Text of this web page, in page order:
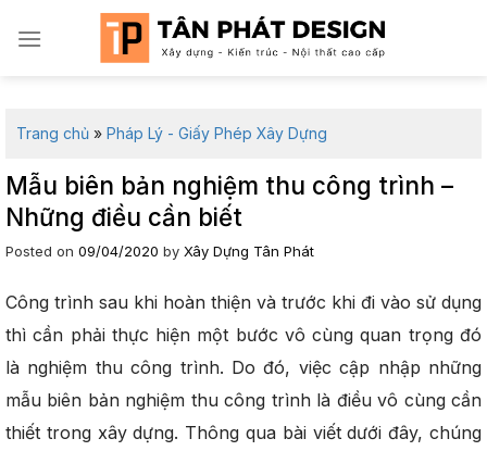
Trang chủ » Pháp Lý - Giấy Phép Xây Dựng
Mẫu biên bản nghiệm thu công trình –
Những điều cần biết
Posted on 09/04/2020 by Xây Dựng Tân Phát
Công trình sau khi hoàn thiện và trước khi đi vào sử dụng
thì cần phải thực hiện một bước vô cùng quan trọng đó
là nghiệm thu công trình. Do đó, việc cập nhập những
mẫu biên bản nghiệm thu công trình là điều vô cùng cần
thiết trong xây dựng. Thông qua bài viết dưới đây, chúng